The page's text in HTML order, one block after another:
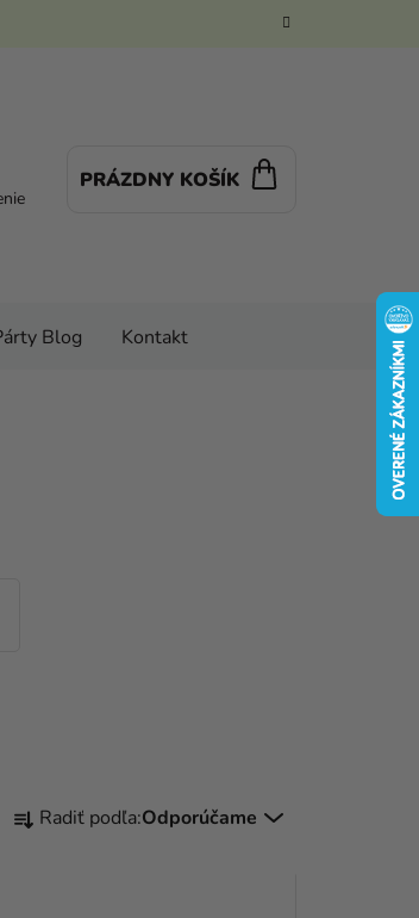
PRÁZDNY KOŠÍK
Blog Kontakt
R Radiť podľa:Odporúčame